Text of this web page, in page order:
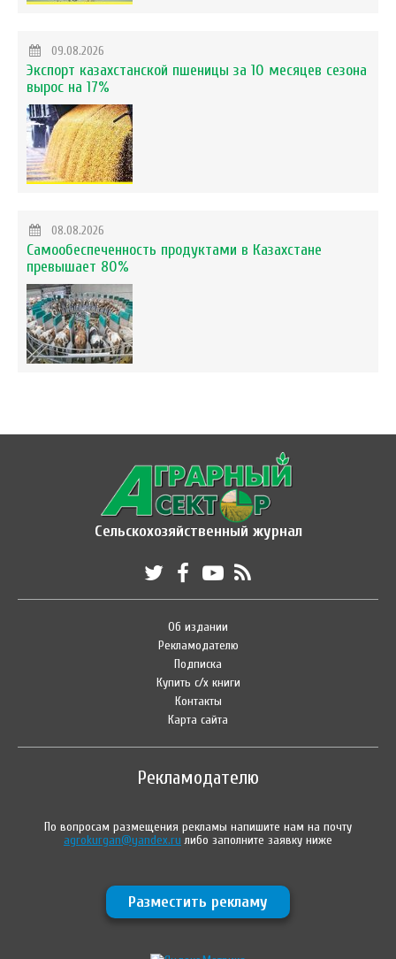
09.08.2026
Экспорт казахстанской пшеницы за 10 месяцев сезона
вырос на 17%
08.08.2026
Самообеспеченность продуктами в Казахстане
превышает 80%
Сельскохозяйственный журнал
Об издании
Рекламодателю
Подписка
Купить с/х книги
Контакты
Карта сайта
Рекламодателю
По вопросам размещения рекламы напишите нам на почту
agrokurgan@yandex.ru либо заполните заявку ниже
Разместить рекламу